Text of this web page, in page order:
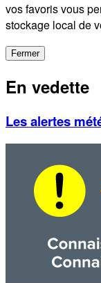
vos favoris vous
stockage local de
Fermer
En vedette
Les alertes